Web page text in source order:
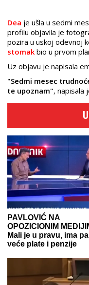
Dea je ušla u sedmi
profilu objavila je
pozira u uskoj odevnoj
stomak bio u prvom
Uz objavu je napisala
"Sedmi mesec
te upoznam", napisala
PAVLOVIĆ NA
OPOZICIONIM
Mali je u pravu, ima
veće plate i penzije